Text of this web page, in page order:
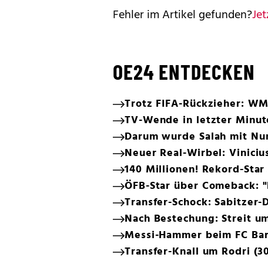
Fehler im Artikel gefunden?
OE24 ENTDECKEN
Trotz FIFA-Rückzieher:
TV-Wende in letzter
Darum wurde Salah mit
Neuer Real-Wirbel:
140 Millionen! Rekord-
ÖFB-Star über Comeback:
Transfer-Schock:
Nach Bestechung: Streit
Messi-Hammer beim FC
Transfer-Knall um Rodri